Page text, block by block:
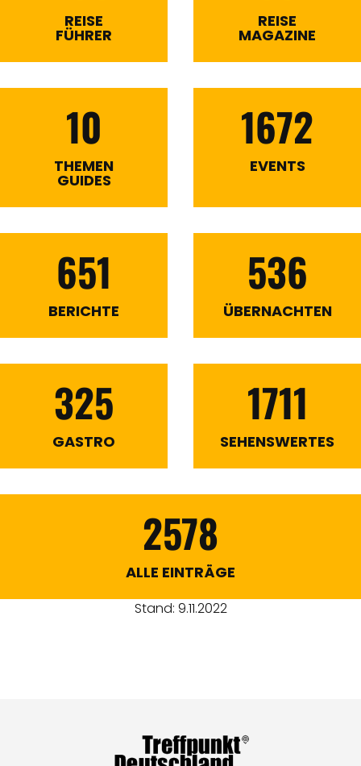
REISE
FÜHRER
REISE
MAGAZINE
10
THEMEN
GUIDES
1672
EVENTS
651
BERICHTE
536
ÜBERNACHTEN
325
GASTRO
1711
SEHENSWERTES
2578
ALLE EINTRÄGE
Stand: 9.11.2022